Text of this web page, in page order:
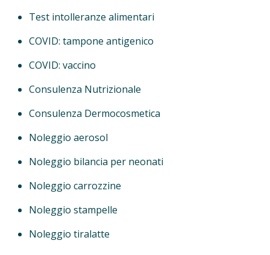
Test intolleranze alimentari
COVID: tampone antigenico
COVID: vaccino
Consulenza Nutrizionale
Consulenza Dermocosmetica
Noleggio aerosol
Noleggio bilancia per neonati
Noleggio carrozzine
Noleggio stampelle
Noleggio tiralatte